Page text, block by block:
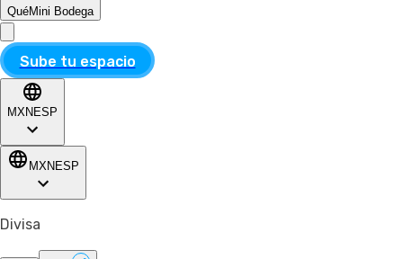
QuéMini Bodega
Sube tu espacio
MXN ESP
MXN ESP
Divisa